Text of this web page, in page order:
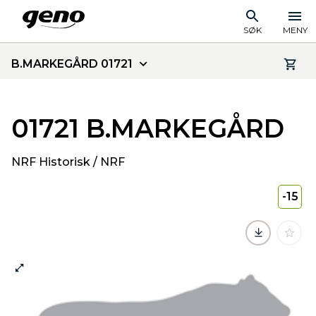
SØK MENY
B.MARKEGÅRD 01721
01721 B.MARKEGÅRD
NRF Historisk / NRF
-15